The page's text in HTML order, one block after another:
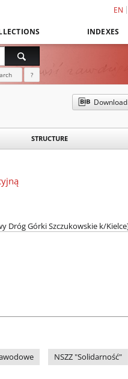
EN
INDEXES
?
STRUCTURE
Dróg Górki Szczukowskie k/
NSZZ "Solidarność"